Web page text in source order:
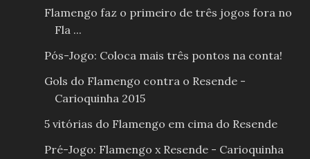
Flamengo faz o primeiro de três jogos fora no
Fla ...
Pós-Jogo: Coloca mais três pontos na conta!
Gols do Flamengo contra o Resende -
Carioquinha 2015
5 vitórias do Flamengo em cima do Resende
Pré-Jogo: Flamengo x Resende - Carioquinha